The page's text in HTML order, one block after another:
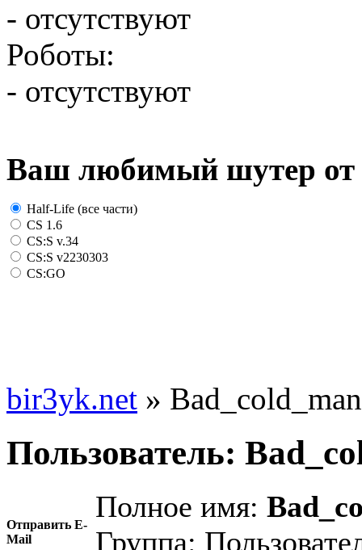
- отсутствуют
Роботы:
- отсутствуют
Ваш любимый шутер от
Half-Life (все части)
CS 1.6
CS:S v.34
CS:S v2230303
CS:GO
bir3yk.net » Bad_cold_man
Пользователь:
Отправить E-
Mail
Полное имя:
Группа: